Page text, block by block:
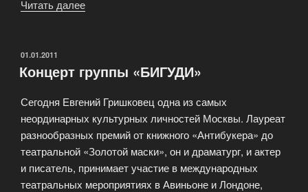
Читать далее
ОПУБЛИКОВАНО
01.01.2011
Концерт группы «БИГУДИ»
Сегодня Евгений Гришковец одна из самых
неординарных культурных личностей Москвы. Лауреат
разнообразных премий от книжного «Антибукера» до
театральной «Золотой маски», он и драматург, и актер
и писатель, принимает участие в международных
театральных мероприятиях в Авиньоне и Лондоне,